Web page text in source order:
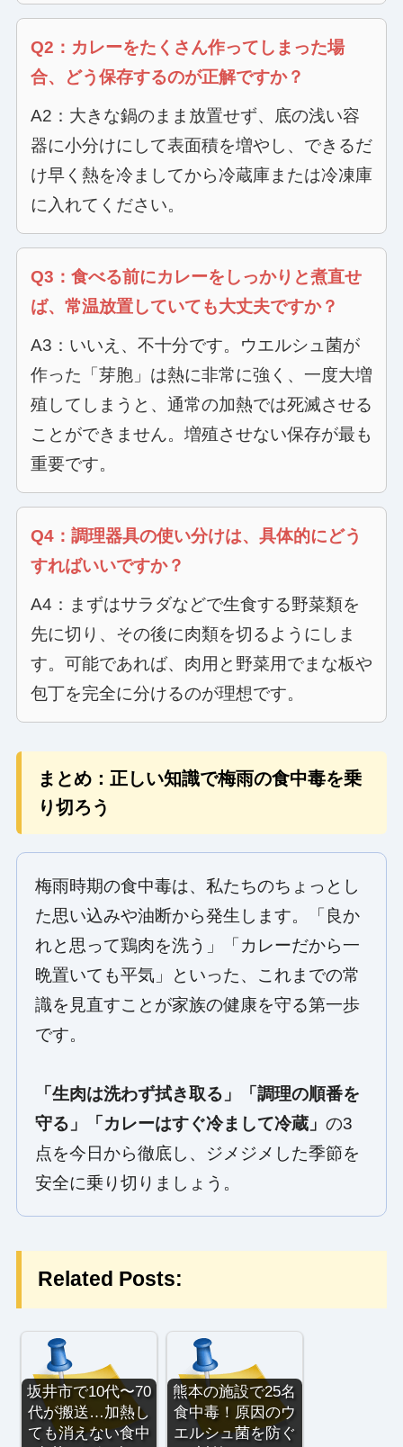
Q2：カレーをたくさん作ってしまった場
合、どう保存するのが正解ですか？
A2：大きな鍋のまま放置せず、底の浅い容
器に小分けにして表面積を増やし、できるだ
け早く熱を冷ましてから冷蔵庫または冷凍庫
に入れてください。
Q3：食べる前にカレーをしっかりと煮直せ
ば、常温放置していても大丈夫ですか？
A3：いいえ、不十分です。ウエルシュ菌が
作った「芽胞」は熱に非常に強く、一度大増
殖してしまうと、通常の加熱では死滅させる
ことができません。増殖させない保存が最も
重要です。
Q4：調理器具の使い分けは、具体的にどう
すればいいですか？
A4：まずはサラダなどで生食する野菜類を
先に切り、その後に肉類を切るようにしま
す。可能であれば、肉用と野菜用でまな板や
包丁を完全に分けるのが理想です。
まとめ：正しい知識で梅雨の食中毒を乗
り切ろう
梅雨時期の食中毒は、私たちのちょっとし
た思い込みや油断から発生します。「良か
れと思って鶏肉を洗う」「カレーだから一
晩置いても平気」といった、これまでの常
識を見直すことが家族の健康を守る第一歩
です。
「生肉は洗わず拭き取る」「調理の順番を
守る」「カレーはすぐ冷まして冷蔵」 の3
点を今日から徹底し、ジメジメした季節を
安全に乗り切りましょう。
Related Posts:
坂井市で10代〜70
代が搬送…加熱し
ても消えない食中
熊本の施設で25名
食中毒！原因のウ
エルシュ菌を防ぐ